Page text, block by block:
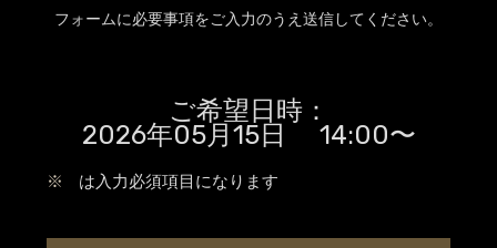
フォームに必要事項をご入力のうえ送信してください。
ご希望日時：
2026年05月15日 14:00〜
※ は入力必須項目になります